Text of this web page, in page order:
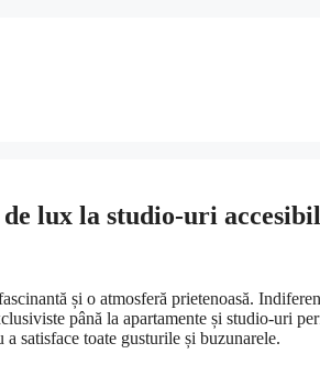
lux la studio-uri
și o atmosferă prietenoasă.
până la apartamente și studio-uri
satisface toate gusturile și buzunarele.